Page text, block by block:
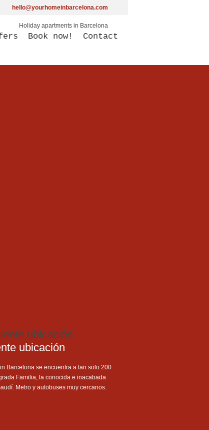
hello@yourhomeinbarcelona.com
Holiday apartments in Barcelona
Book now! Contact
ubicación
Barcelona se encuentra a tan solo 200
Familia, la conocida e inacabada
Metro y autobuses muy cercanos.